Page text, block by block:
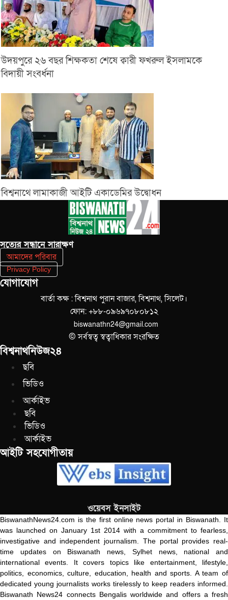
উদয়পুরে ২৬ বছর শিক্ষকতা শেষে ক্বারী ফখরুল ইসলামকে
বিদায়ী সংবর্ধনা
বিশ্বনাথে লামাকাজী আইটি একাডেমির উদ্বোধন
সত‌্যের সন্ধানে সারাক্ষণ
আমাদের পরিবার
Privacy Policy
যোগাযোগ
বার্তা কক্ষ : বিশ্বনাথ পুরান বাজার, বিশ্বনাথ, সিলেট।
ফোন: +৮৮-০৯৬৯৭০৮০৮১২
biswanathn24@gmail.com
© সর্বস্বত্ব স্বত্বাধিকার সংরক্ষিত
বিশ্বনাথনিউজ২৪
ছবি
ভিডিও
আর্কাইভ
ছবি
ভিডিও
আর্কাইভ
আইটি সহযোগীতায়
ওয়েবস ইনসাইট
BiswanathNews24.com is the first online news portal in Biswanath. It
was launched on January 1st 2014 with a commitment to fearless,
investigative and independent journalism. The portal provides real-
time updates on Biswanath news, Sylhet news, national and
international events. It covers topics like entertainment, lifestyle,
politics, economics, culture, education, health and sports. A team of
dedicated young journalists works tirelessly to keep readers informed.
Biswanath News24 connects Bengalis worldwide and offers a fresh